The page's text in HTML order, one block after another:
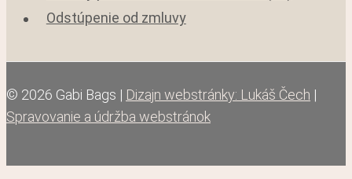
Odstúpenie od zmluvy
© 2026 Gabi Bags | Dizajn webstránky: Lukáš Čech |
Spravovanie a údržba webstránok